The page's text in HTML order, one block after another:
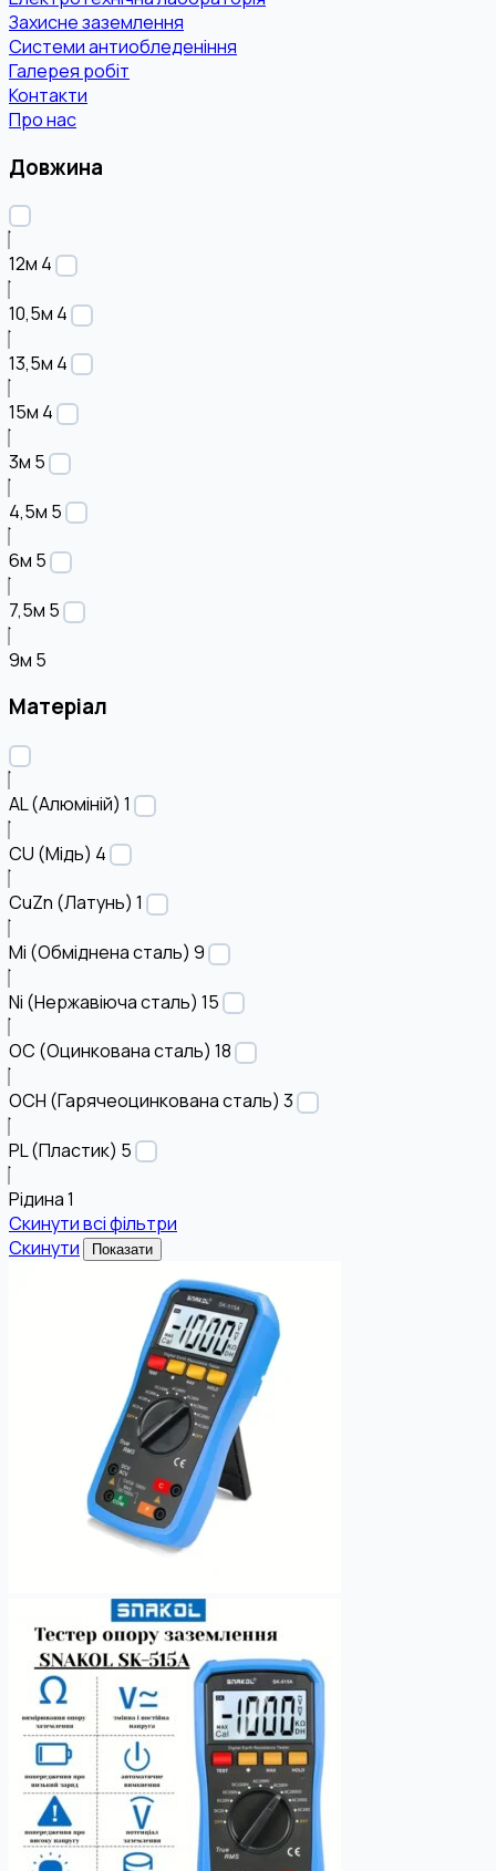
Захисне заземлення
Системи антиобледеніння
Галерея робіт
Контакти
Про нас
Довжина
12м 4
10,5м 4
13,5м 4
15м 4
3м 5
4,5м 5
6м 5
7,5м 5
9м 5
Матеріал
AL (Алюміній) 1
CU (Мідь) 4
CuZn (Латунь) 1
Mi (Обміднена сталь) 9
Ni (Нержавіюча сталь) 15
OC (Оцинкована сталь) 18
OCH (Гарячеоцинкована сталь) 3
PL (Пластик) 5
Рідина1
Скинути всі фільтри
Скинути
Показати